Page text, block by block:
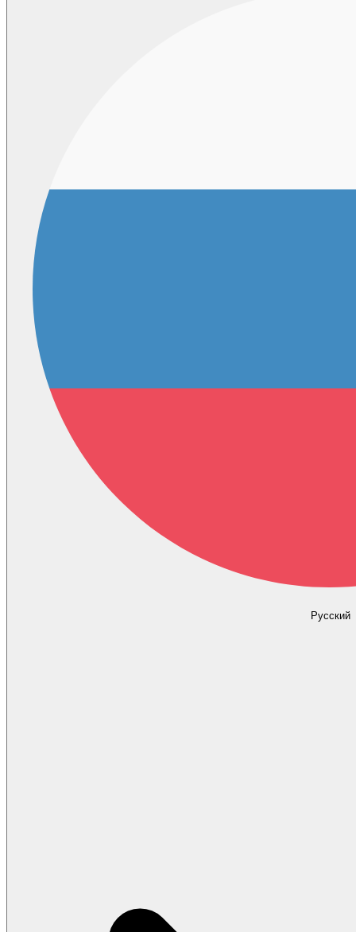
Русский